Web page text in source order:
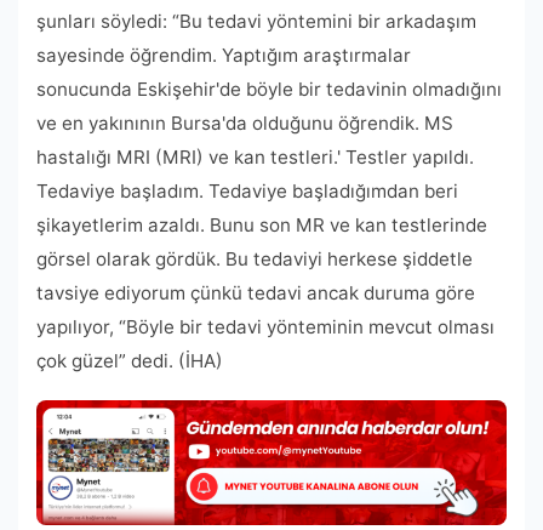
şunları söyledi: “Bu tedavi yöntemini bir arkadaşım
sayesinde öğrendim. Yaptığım araştırmalar
sonucunda Eskişehir'de böyle bir tedavinin olmadığını
ve en yakınının Bursa'da olduğunu öğrendik. MS
hastalığı MRI (MRI) ve kan testleri.' Testler yapıldı.
Tedaviye başladım. Tedaviye başladığımdan beri
şikayetlerim azaldı. Bunu son MR ve kan testlerinde
görsel olarak gördük. Bu tedaviyi herkese şiddetle
tavsiye ediyorum çünkü tedavi ancak duruma göre
yapılıyor, “Böyle bir tedavi yönteminin mevcut olması
çok güzel” dedi. (İHA)